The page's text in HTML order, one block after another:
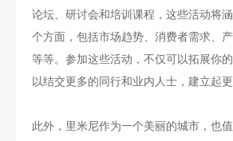
论坛、研讨会和培训课程，这些活动将
个方面，包括市场趋势、消费者需求、
等等。参加这些活动，不仅可以拓展你
以结交更多的同行和业内人士，建立起更
此外，里米尼作为一个美丽的城市，也